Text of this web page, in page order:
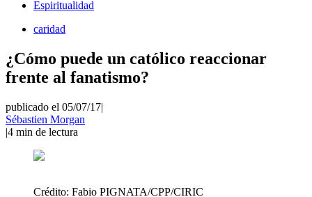
Espiritualidad
caridad
¿Cómo puede un católico reaccionar
frente al fanatismo?
publicado el 05/07/17|
Sébastien Morgan
|4 min de lectura
Crédito: Fabio PIGNATA/CPP/CIRIC